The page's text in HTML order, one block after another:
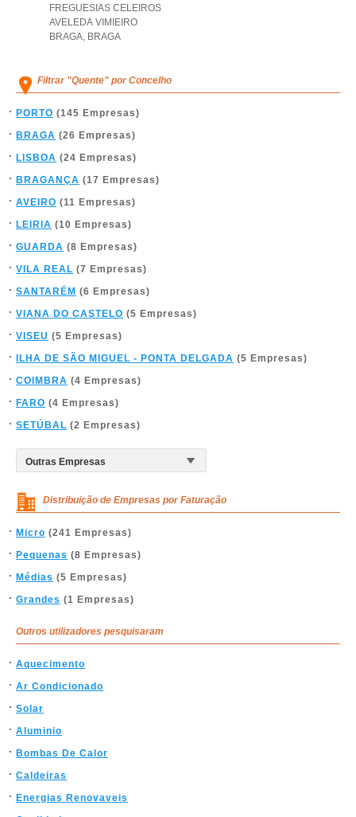
FREGUESIAS CELEIROS
AVELEDA VIMIEIRO
BRAGA, BRAGA
Filtrar "Quente" por Concelho
PORTO (145 Empresas)
BRAGA (26 Empresas)
LISBOA (24 Empresas)
BRAGANÇA (17 Empresas)
AVEIRO (11 Empresas)
LEIRIA (10 Empresas)
GUARDA (8 Empresas)
VILA REAL (7 Empresas)
SANTARÉM (6 Empresas)
VIANA DO CASTELO (5 Empresas)
VISEU (5 Empresas)
ILHA DE SÃO MIGUEL - PONTA DELGADA (5 Empresas)
COIMBRA (4 Empresas)
FARO (4 Empresas)
SETÚBAL (2 Empresas)
Distribuição de Empresas por Faturação
Micro (241 Empresas)
Pequenas (8 Empresas)
Médias (5 Empresas)
Grandes (1 Empresas)
Outros utilizadores pesquisaram
Aquecimento
Ar Condicionado
Solar
Aluminio
Bombas De Calor
Caldeiras
Energias Renovaveis